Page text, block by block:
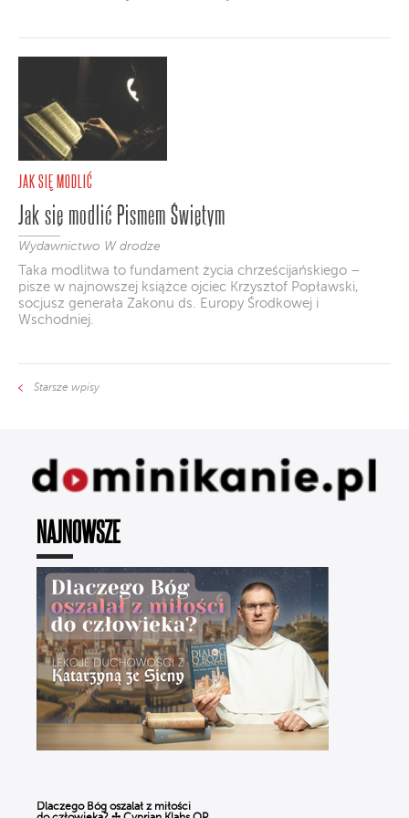
JAK SIĘ MODLIĆ
Jak się modlić Pismem Świętym
Wydawnictwo W drodze
Taka modlitwa to fundament życia chrześcijańskiego –
pisze w najnowszej książce ojciec Krzysztof Popławski,
socjusz generała Zakonu ds. Europy Środkowej i
Wschodniej.
Starsze wpisy
NAJNOWSZE
„Moje grzechy niszczą świat” – szokująca